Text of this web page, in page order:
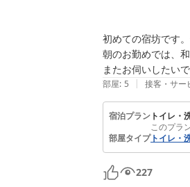
初めての宿坊です
朝のお勤めでは、
またお伺いしたいで
部屋: 5 | 接客・サー
宿泊プラン トイレ・
このプラ
部屋タイプトイレ・
227